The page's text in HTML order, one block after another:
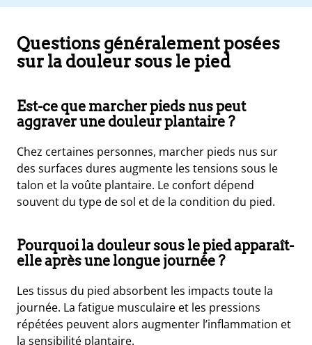
Questions généralement posées
sur la douleur sous le pied
Est-ce que marcher pieds nus peut
aggraver une douleur plantaire ?
Chez certaines personnes, marcher pieds nus sur
des surfaces dures augmente les tensions sous le
talon et la voûte plantaire. Le confort dépend
souvent du type de sol et de la condition du pied.
Pourquoi la douleur sous le pied apparaît-
elle après une longue journée ?
Les tissus du pied absorbent les impacts toute la
journée. La fatigue musculaire et les pressions
répétées peuvent alors augmenter l’inflammation et
la sensibilité plantaire.